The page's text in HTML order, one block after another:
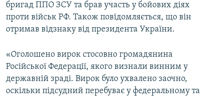
бригад ППО ЗСУ та брав участь у бойових діях
проти військ РФ. Також повідомляється, що він
отримав відзнаку від президента України.
«Оголошено вирок стосовно громадянина
Російської Федерації, якого визнали винним у
державній зраді. Вирок було ухвалено заочно,
оскільки підсудний перебуває у федеральному та